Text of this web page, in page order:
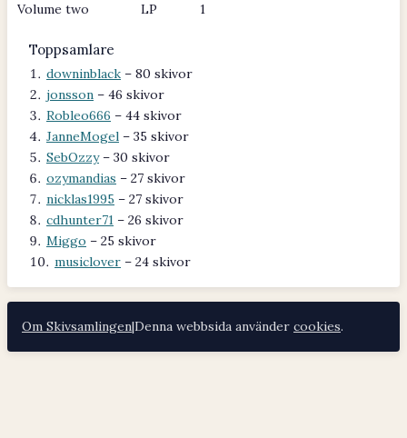
Volume two
LP 1
Toppsamlare
downinblack – 80 skivor
jonsson – 46 skivor
Robleo666 – 44 skivor
JanneMogel – 35 skivor
SebOzzy– 30 skivor
ozymandias – 27 skivor
nicklas1995 – 27 skivor
cdhunter71 – 26 skivor
Miggo – 25 skivor
musiclover – 24 skivor
Om Skivsamlingen|Denna webbsida använder cookies.